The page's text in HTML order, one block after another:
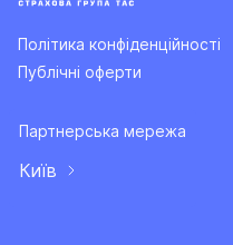
Політика конфіденційності
Публічні оферти
Партнерська мережа
Київ